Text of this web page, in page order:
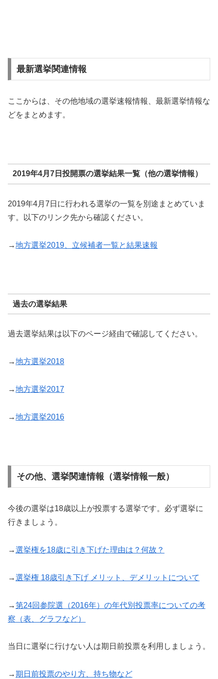
最新選挙関連情報
ここからは、その他地域の選挙速報情報、最新選挙情報な
どをまとめます。
2019年4月7日投開票の選挙結果一覧（他の選挙情報）
2019年4月7日に行われる選挙の一覧を別途まとめていま
す。以下のリンク先から確認ください。
→地方選挙2019、立候補者一覧と結果速報
過去の選挙結果
過去選挙結果は以下のページ経由で確認してください。
→地方選挙2018
→地方選挙2017
→地方選挙2016
その他、選挙関連情報（選挙情報一般）
今後の選挙は18歳以上が投票する選挙です。必ず選挙に
行きましょう。
→選挙権を18歳に引き下げた理由は？何故？
→選挙権 18歳引き下げ メリット、デメリットについて
→第24回参院選（2016年）の年代別投票率についての考
察（表、グラフなど）
当日に選挙に行けない人は期日前投票を利用しましょう。
→期日前投票のやり方、持ち物など